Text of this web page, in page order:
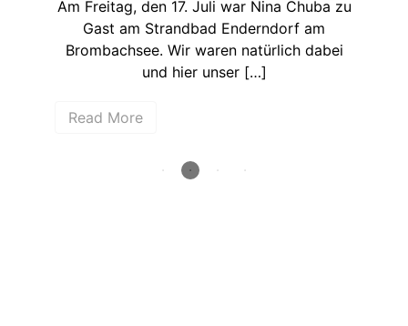
Am Freitag, den 17. Juli war Nina Chuba zu
Gast am Strandbad Enderndorf am
Brombachsee. Wir waren natürlich dabei
und hier unser […]
Read More